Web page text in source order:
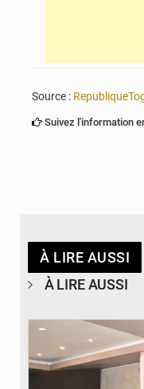
Source :
Suivez l'information
À LIRE AUSSI
À LIRE AUSSI